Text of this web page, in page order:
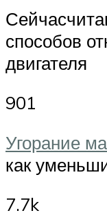
способов
двигателя
901
Угорание
как
7.7k